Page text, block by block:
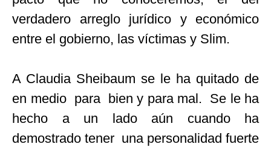
verdadero arreglo jurídico y económico
entre el gobierno, las víctimas y Slim.
A Claudia Sheibaum se le ha quitado de
en medio para bien y para mal. Se le ha
hecho a un lado aún cuando ha
demostrado tener una personalidad fuerte